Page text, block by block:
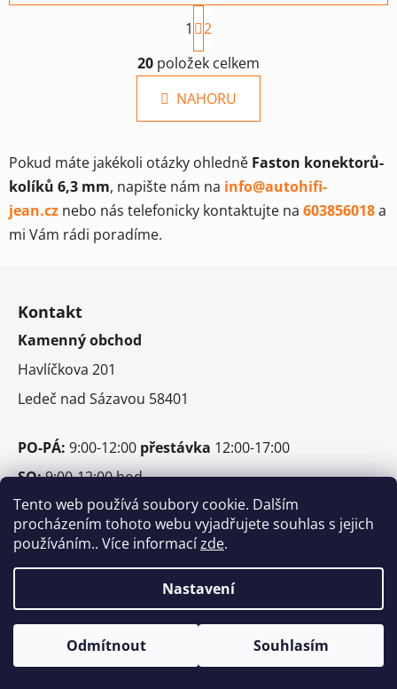
Tento web používá soubory cookie. Dalším
procházením tohoto webu vyjadřujete souhlas s jejich
používáním.. Více informacízde.
Nastavení
Odmítnout Souhlasím
O
v
l
á
d
c
í
p
r
S
t
r
á
n
k
n
í
1
2
20 položek celkem
NAHORU
Pokud máte jakékoli otázky ohledně Faston konektorů-
kolíků 6,3 mm, napište nám na info@autohifi-
jean.cz nebo nás telefonicky kontaktujte na 603856018a
mi Vám rádi poradíme.
Kontakt
Kamenný obchod
Havlíčkova 201
Ledeč nad Sázavou 58401
PO-PÁ: 9:00-12:00 přestávka 12:00-17:00
SO:9:00-12:00 hod.
Tel.:603 856 018
Email:info@autohifi-jean.cz